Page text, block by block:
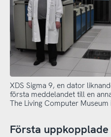
XDS Sigma 9, en dator
första meddelandet till en
The Living Computer Museum
Första